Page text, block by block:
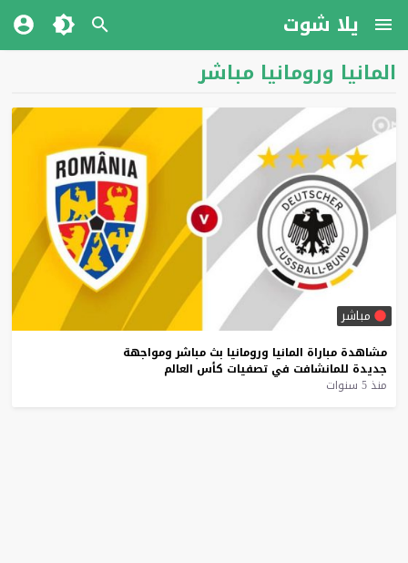
يلا شوت
المانيا ورومانيا مباشر
مباشر
مشاهدة مباراة المانيا ورومانيا بث مباشر ومواجهة
جديدة للمانشافت في تصفيات كأس العالم
منذ 5 سنوات